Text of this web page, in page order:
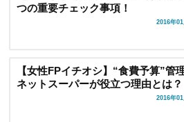
つの重要チェック事項！
2016年
【女性FPイチオシ】“食費予算”管
ネットスーパーが役立つ理由とは？
2016年